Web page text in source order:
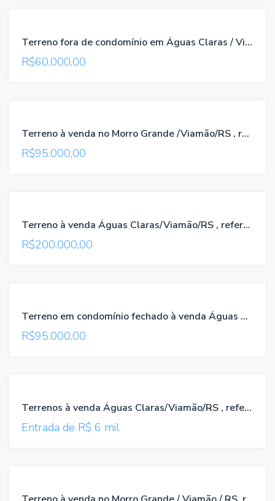
Terreno fora de condomínio em Águas Claras / Viamão / RS, referência 397
R$60.000,00
Terreno à venda no Morro Grande /Viamão/RS , referência 066
R$95.000,00
Terreno à venda Águas Claras/Viamão/RS , referência 574
R$200.000,00
Terreno em condomínio fechado à venda Águas Claras/Viamão/RS , referência 419
R$95.000,00
ACEITA
PARCELAMENTO
Terrenos à venda Águas Claras/Viamão/RS , referência 033
Entrada de R$ 6 mil